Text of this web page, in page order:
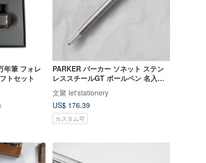
年筆 フォレ
トセット
PARKER パーカー ソネット ステン
レススチールGT ボールペン 名入れ
無料
文聚 let'stationery
US$ 176.39
カスタム可